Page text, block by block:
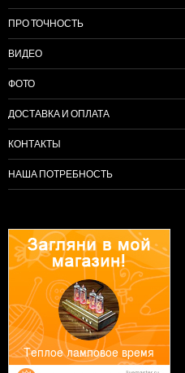
ПРО ТОЧНОСТЬ
ВИДЕО
ФОТО
ДОСТАВКА И ОПЛАТА
КОНТАКТЫ
НАША ПОТРЕБНОСТЬ